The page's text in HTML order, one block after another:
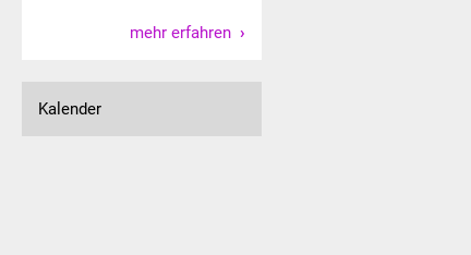
mehr erfahren
Kalender